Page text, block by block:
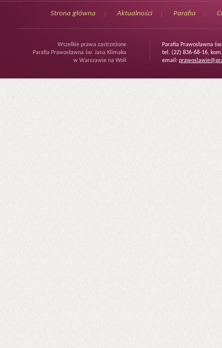
Strona główna Aktualności Parafia
Wszelkie prawa zastrzeżone
Parafia Prawosławna św. Jana Klimaka
w Warszawie na Woli
Parafia Prawosławna
tel. (22) 836-68-16,
email: